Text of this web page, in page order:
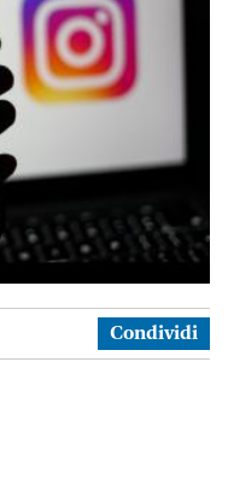
Condividi